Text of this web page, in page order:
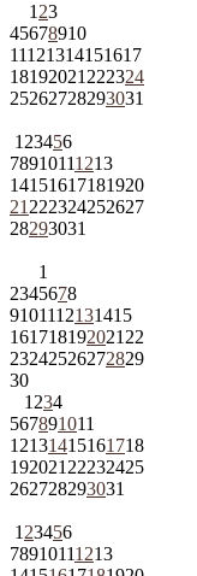
1 23
45678910
11121314151617
18192021 222324
25262728293031
1 23456
78910111213
14151617181920
21 222324252627
28293031
1
2345678
9101112131415
161718192021 22
23242526272829
30
1 234
567891011
12131415161718
192021 22232425
262728293031
1 23456
78910111213